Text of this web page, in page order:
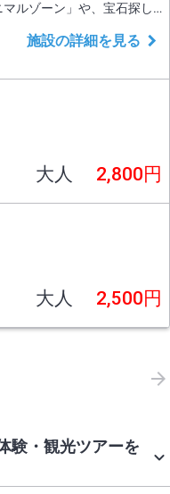
ルゾーン」や、宝石探し
自然の中で楽しめるパター
最大
施設の詳細を見る
大人 2,800円
大人 2,500円
験・観光ツアーを